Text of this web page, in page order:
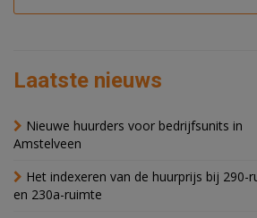
Laatste nieuws
Nieuwe huurders voor bedrijfsunits in
Amstelveen
Het indexeren van de huurprijs bij 290-
en 230a-ruimte